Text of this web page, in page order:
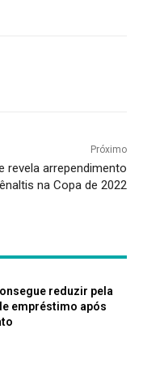
Próximo
revela arrependimento
na Copa de 2022
reduzir pela
empréstimo após